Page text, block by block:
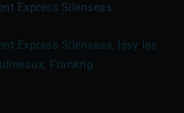
Express Silenseas
Express Silenseas, Issy les
Frankrig